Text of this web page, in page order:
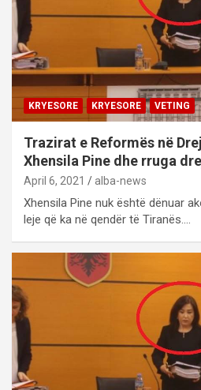
KRYESORE KRYESORE VETING
Trazirat e Reformës në
Xhensila Pine dhe rruga
April 6, 2021 alba-news
Xhensila Pine nuk është dënuar
leje që ka në qendër të Tiranës.…